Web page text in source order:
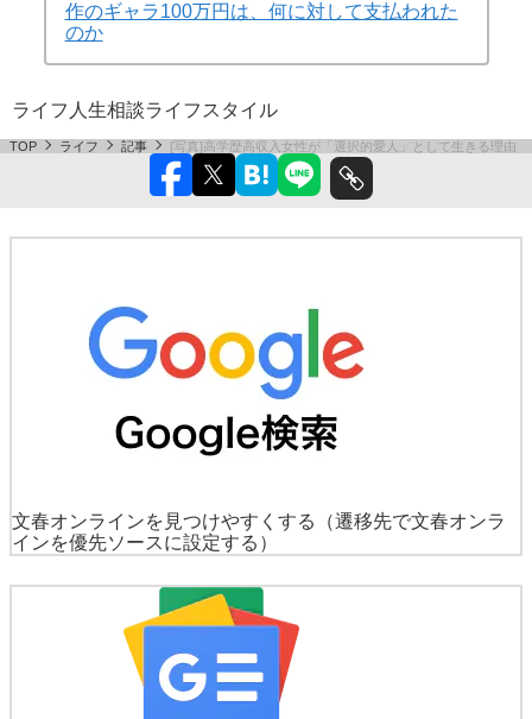
作のギャラ100万円は、何に対して支払われた
のか
ライフ 人生相談ライフスタイル
TOP ライフ 記事 [写真]高学歴高収入女性が「選択的愛人」として生きる理由
文春オンラインを見つけやすくする
（遷移先で文春オンラ
インを優先ソースに設定する）